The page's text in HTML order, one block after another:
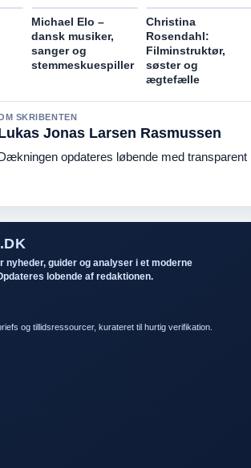
Michael Elo –
dansk musiker,
sanger og
stemmeskuespiller
Christina
Rosendahl:
Filminstruktør,
søster og
ægtefælle
SKRIBENTEN
Jonas Larsen Rasmussen
opdateres løbende med transparent
nyheder, guider og analyser i et moderne
lobende af redaktionen.
og tillidsressourcer, kurateret til hurtig verifikation.